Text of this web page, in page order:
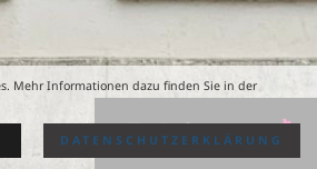
Mehr Informationen dazu finden Sie in der
DATENSCHUTZERKLÄRUNG